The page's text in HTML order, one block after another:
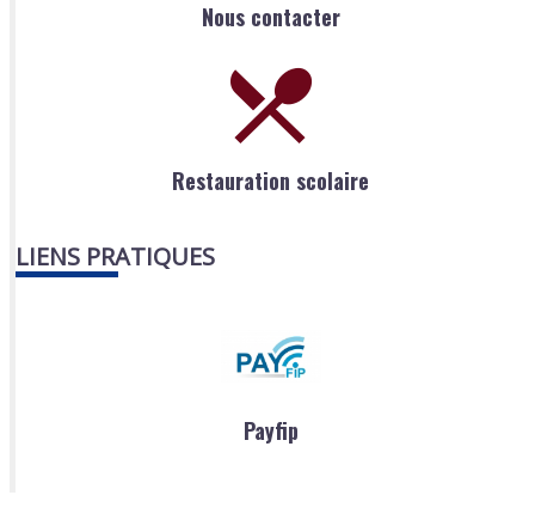
Nous contacter
Restauration scolaire
LIENS PRATIQUES
Payfip